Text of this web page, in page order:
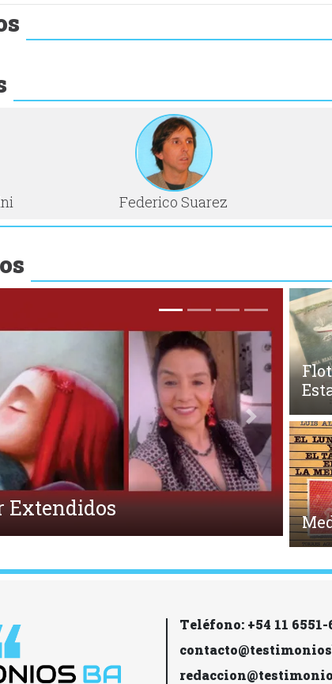
Federico Suarez
Siguiente
Teléfono: +54 11 6551-